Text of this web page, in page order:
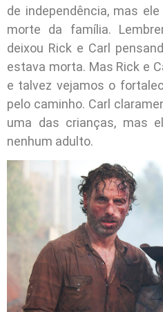
de independência, mas
morte da família.
deixou Rick e Carl
estava morta. Mas Rick e
e talvez vejamos o
pelo caminho. Carl
uma das crianças, mas
nenhum adulto.